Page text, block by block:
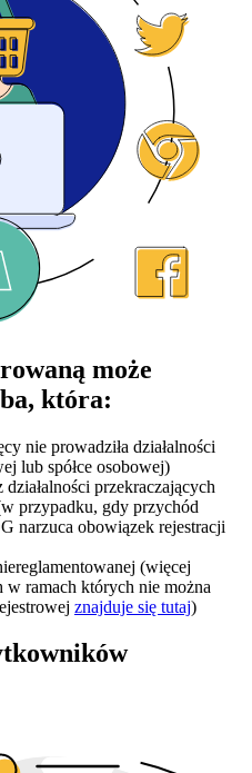
może
która:
nie prowadziła działalności
lub spółce osobowej)
przekraczających
przypadku, gdy przychód
narzuca obowiązek rejestracji
(więcej
w ramach których nie można
znajduje się tutaj)